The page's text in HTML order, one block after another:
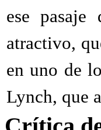
ese
atractivo,
en uno de
Lynch, que